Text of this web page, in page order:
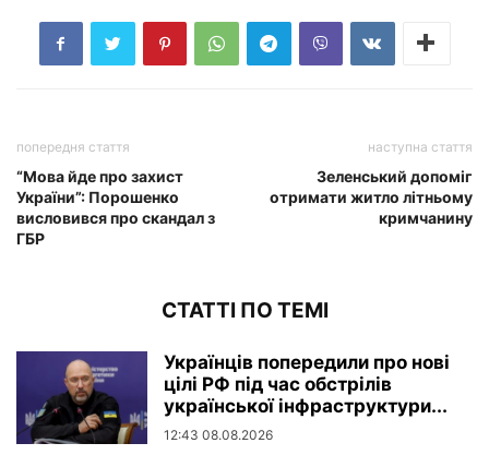
попередня стаття
“Мова йде про захист
України”: Порошенко
висловився про скандал з
ГБР
наступна стаття
Зеленський допоміг
отримати житло літньому
кримчанину
СТАТТІ ПО ТЕМІ
Українців попередили про нові
цілі РФ під час обстрілів
української інфраструктури...
12:43 08.08.2026